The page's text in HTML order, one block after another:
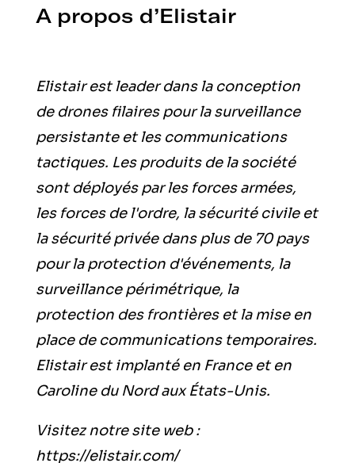
A propos d’Elistair
Elistair est leader dans la conception
de drones filaires pour la surveillance
persistante et les communications
tactiques. Les produits de la société
sont déployés par les forces armées,
les forces de l'ordre, la sécurité civile et
la sécurité privée dans plus de 70 pays
pour la protection d'événements, la
surveillance périmétrique, la
protection des frontières et la mise en
place de communications temporaires.
Elistair est implanté en France et en
Caroline du Nord aux États-Unis.
Visitez notre site web :
https://elistair.com/